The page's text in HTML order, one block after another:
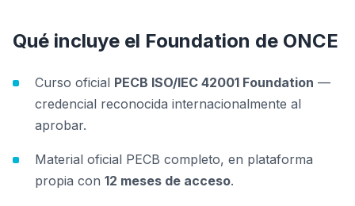
Qué incluye el Foundation de ONCE
Curso oficial PECB ISO/IEC 42001 Foundation —
credencial reconocida internacionalmente al
aprobar.
Material oficial PECB completo, en plataforma
propia con 12 meses de acceso.